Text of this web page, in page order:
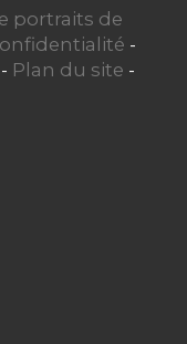
portraits de
-
- Plan du site -